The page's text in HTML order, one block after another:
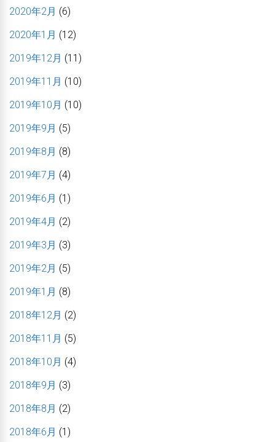
2020年2月 (6)
2020年1月 (12)
2019年12月 (11)
2019年11月 (10)
2019年10月 (10)
2019年9月 (5)
2019年8月 (8)
2019年7月 (4)
2019年6月 (1)
2019年4月 (2)
2019年3月 (3)
2019年2月 (5)
2019年1月 (8)
2018年12月 (2)
2018年11月 (5)
2018年10月 (4)
2018年9月 (3)
2018年8月 (2)
2018年6月 (1)